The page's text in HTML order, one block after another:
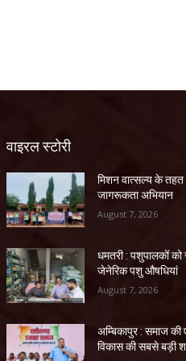
वाइरल स्टोरी
मिशन वात्सल्य के तहत
जागरूकता अभियान
August 7, 2026
धमतरी : पशुपालकों को
जेनेरिक पशु औषधियां
August 7, 2026
अम्बिकापुर : समाज
विकास की सबसे बड़ी